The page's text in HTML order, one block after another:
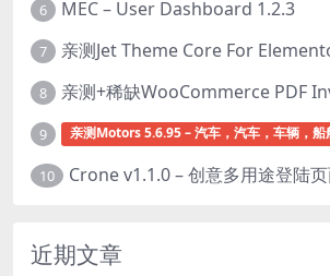
6 MEC – User Dashboard 1.2.3
7
8
9 亲测Motors 5.6.95 – 汽车，汽车，车辆，
10
近期文章